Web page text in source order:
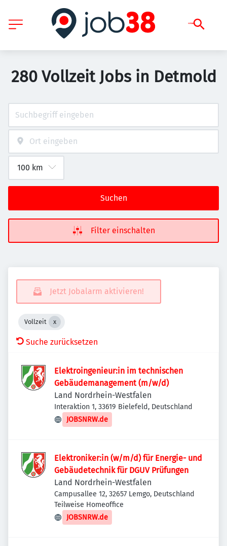
280 Vollzeit Jobs in Detmold
Suchen
Filter einschalten
Jetzt Jobalarm aktivieren!
Vollzeit
Suche zurücksetzen
Elektroingenieur:in im technischen
Gebäudemanagement (m/w/d)
Land Nordrhein-Westfalen
Interaktion 1, 33619 Bielefeld, Deutschland
JOBSNRW.de
Elektroniker:in (w/m/d) für Energie- und
Gebäudetechnik für DGUV Prüfungen
Land Nordrhein-Westfalen
Campusallee 12, 32657 Lemgo, Deutschland
Teilweise Homeoffice
JOBSNRW.de